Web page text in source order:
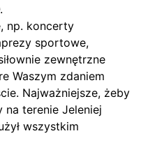
np. koncerty
sportowe,
zewnętrzne
Waszym zdaniem
Najważniejsze, żeby
na terenie Jeleniej
wszystkim